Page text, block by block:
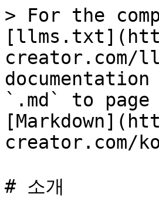
> For the
creator.com/
`.md` to
creator.com/
# 소개